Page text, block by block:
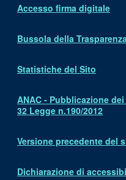
Accesso firma digitale
Bussola della
Statistiche del Sito
ANAC - Pubblicazione
32 Legge n.190/2012
Versione precedente del
Dichiarazione di